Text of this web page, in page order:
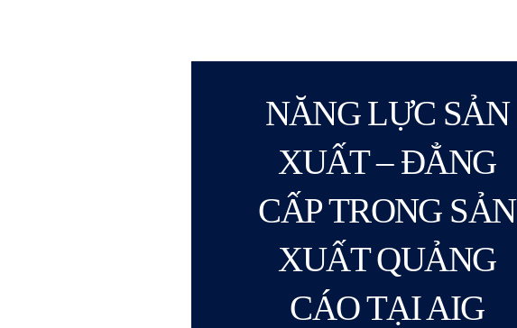
NĂNG LỰC SẢN
XUẤT – ĐẲNG
CẤP TRONG SẢN
XUẤT QUẢNG
CÁO TẠI AIG